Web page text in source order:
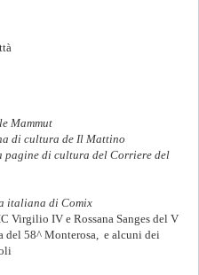
Mammut
di cultura de Il Mattino
pagine di cultura del Corriere del
italiana di Comix
Virgilio IV e Rossana Sanges del V
del 58^ Monterosa, e alcuni dei